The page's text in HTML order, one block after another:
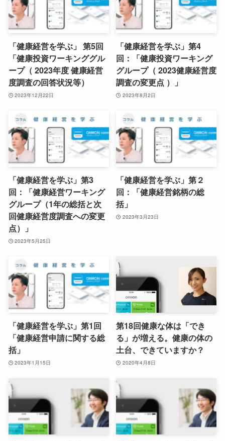
「健康経営を学ぶ」 第5回
「健康投資ワーキンググル
ープ（ 2023年度 健康経営
度調査の回答状況等）
2023年12月22日
「健康経営を学ぶ」第4
回：「健康投資ワーキング
グループ（ 2023健康経営度
調査の変更点 ）」
2023年8月2日
「健康経営を学ぶ」第3
回：「健康経営ワーキング
グループ（1年の総括と次
回健康経営度調査への変更
点）」
2023年5月25日
「健康経営を学ぶ」第２
回：「健康経営銘柄の総
括」
2023年3月23日
「健康経営を学ぶ」第1回
「健康経営申請に関する総
括」
2023年1月15日
第18回健康な体は「でき
る」が増える。健康の体の
土台、できていますか？
2020年4月8日